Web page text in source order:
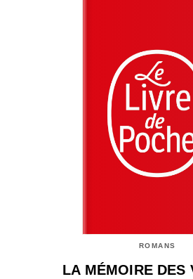
ROMANS
LA MÉMOIRE DES